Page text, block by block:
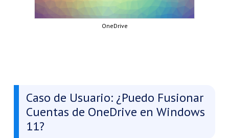
OneDrive
Caso de Usuario: ¿Puedo Fusionar
Cuentas de OneDrive en Windows
11?